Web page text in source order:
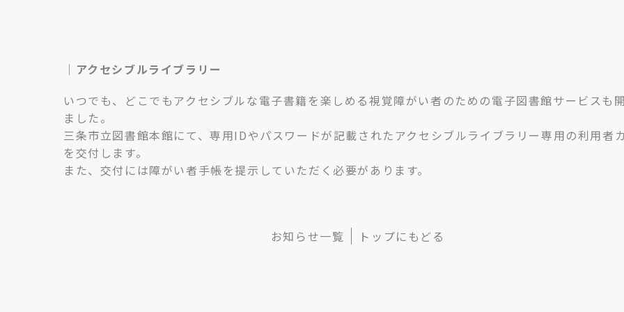
｜アクセシブルライブラリー
いつでも、どこでもアクセシブルな電子書籍を楽しめる視覚障がい者のための電子図書館サービスも
ました。
三条市立図書館本館にて、専用IDやパスワードが記載されたアクセシブルライブラリー専用の利用者
を交付します。
また、交付には障がい者手帳を提示していただく必要があります。
お知らせ一覧 トップにもどる